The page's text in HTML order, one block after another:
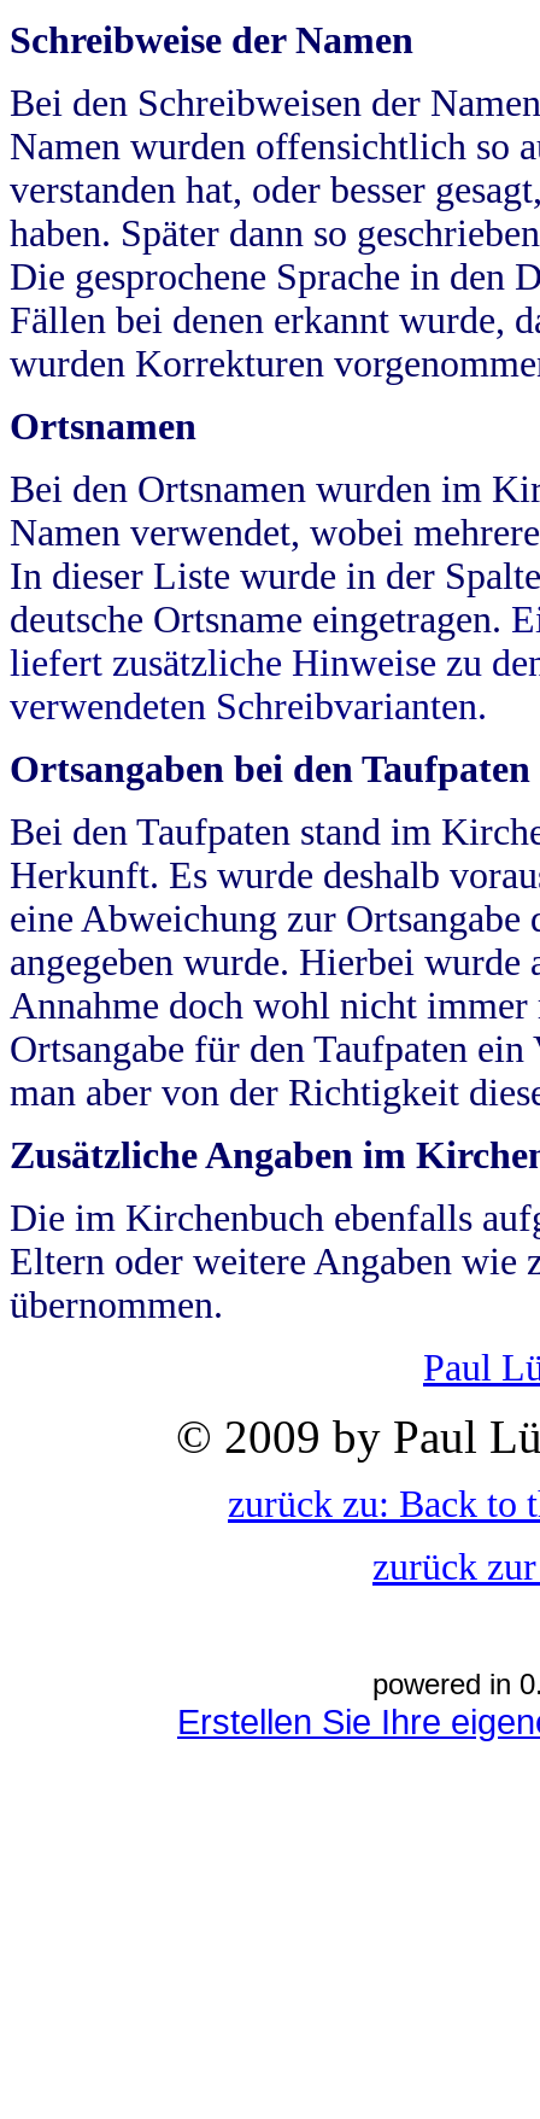
Schreibweise der Namen
Bei den Schreibweisen der
Namen wurden offensichtlich so
verstanden hat, oder besser
haben. Später dann so
Die gesprochene Sprache in
Fällen bei denen erkannt wurde,
wurden Korrekturen
Ortsnamen
Bei den Ortsnamen wurden im
Namen verwendet, wobei
In dieser Liste wurde in der
deutsche Ortsname eingetragen.
liefert zusätzliche Hinweise zu
verwendeten Schreibvarianten.
Ortsangaben bei den Taufpaten
Bei den Taufpaten stand im
Herkunft. Es wurde deshalb
eine Abweichung zur
angegeben wurde. Hierbei wurde
Annahme doch wohl nicht
Ortsangabe für den Taufpaten
man aber von der Richtigkeit
Zusätzliche Angaben im
Die im Kirchenbuch ebenfalls
Eltern oder weitere Angaben wie
übernommen.
Paul
© 2009 by Paul
zurück zu: Back to
zurück
powered in
Erstellen Sie Ihre